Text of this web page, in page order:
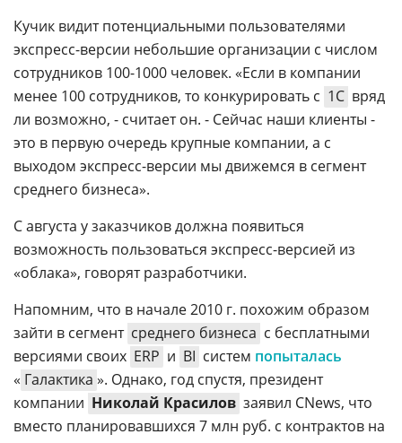
Кучик видит потенциальными пользователями
экспресс-версии небольшие организации с числом
сотрудников 100-1000 человек. «Если в компании
менее 100 сотрудников, то конкурировать с 1С вряд
ли возможно, - считает он. - Сейчас наши клиенты -
это в первую очередь крупные компании, а с
выходом экспресс-версии мы движемся в сегмент
среднего бизнеса».
С августа у заказчиков должна появиться
возможность пользоваться экспресс-версией из
«облака», говорят разработчики.
Напомним, что в начале 2010 г. похожим образом
зайти в сегмент среднего бизнеса с бесплатными
версиями своих ERP и BI систем попыталась
« Галактика ». Однако, год спустя, президент
компании Николай Красилов заявил CNews, что
вместо планировавшихся 7 млн руб. с контрактов на